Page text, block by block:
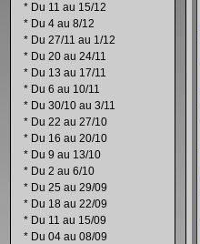
* Du 11 au 15/12
* Du 4 au 8/12
* Du 27/11 au 1/12
* Du 20 au 24/11
* Du 13 au 17/11
* Du 6 au 10/11
* Du 30/10 au 3/11
* Du 22 au 27/10
* Du 16 au 20/10
* Du 9 au 13/10
* Du 2 au 6/10
* Du 25 au 29/09
* Du 18 au 22/09
* Du 11 au 15/09
* Du 04 au 08/09